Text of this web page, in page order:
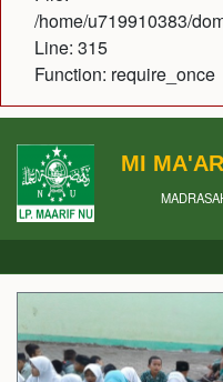
/home/u719910383/
Line: 315
Function: require_once
MI